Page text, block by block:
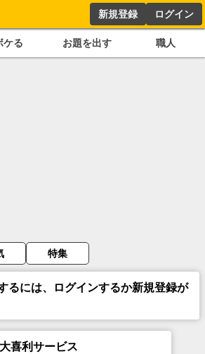
新規登録 ログイン
ケる お題を出す 職人
特集
るには、ログインするか新規登録が
喜利サービス